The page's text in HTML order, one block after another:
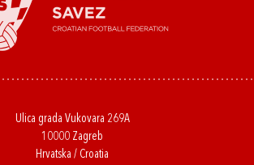
Ulica grada Vukovara 269A
10000 Zagreb
Hrvatska / Croatia